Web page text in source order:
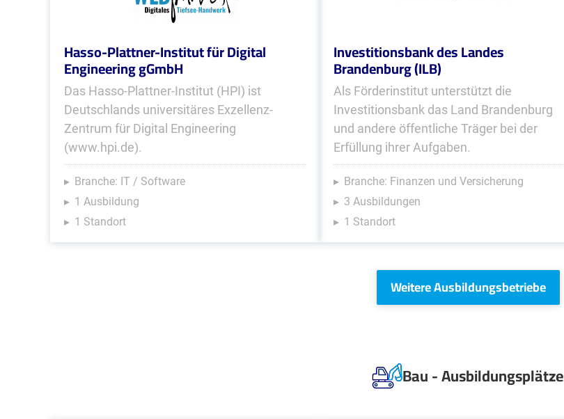
Hasso-Plattner-Institut für Digital
Engineering gGmbH
Das Hasso-Plattner-Institut (HPI) ist
Deutschlands univer­sitäres Exzellenz-
Zentrum für Digital Engineering
(www.hpi.de).
Branche: IT / Software
1 Ausbildung
1 Standort
Investitionsbank des Landes
Brandenburg (ILB)
Als Förderinstitut unterstützt die
Investitionsbank das Land Brandenburg
und andere öffentliche Träger bei der
Erfüllung ihrer Aufgaben.
Branche: Finanzen und Versicherung
3 Ausbildungen
1 Standort
Weitere Ausbildungsbetriebe
Bau - Ausbildungsplätze